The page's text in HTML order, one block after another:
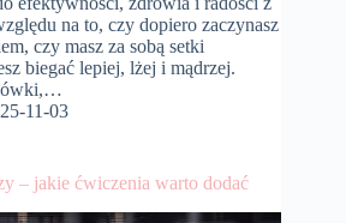
na to, czy dopiero zaczynasz
czy masz za sobą setki
biegać lepiej, lżej i mądrzej.
11-03
– jakie ćwiczenia warto dodać